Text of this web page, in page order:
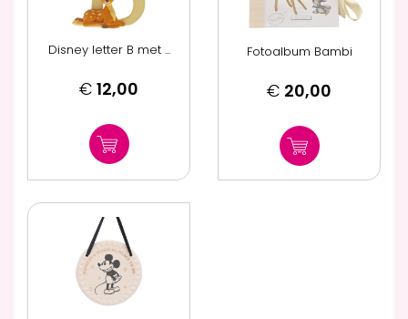
Disney letter B met ...
€ 12,00
Fotoalbum Bambi
€ 20,00